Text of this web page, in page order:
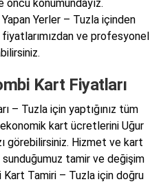
konumundayız.
Yerler – Tuzla içinden
ve profesyonel
Kart Fiyatları
– Tuzla için yaptığınız tüm
kart ücretlerini Uğur
görebilirsiniz. Hizmet ve kart
tamir ve değişim
Kart Tamiri – Tuzla için doğru